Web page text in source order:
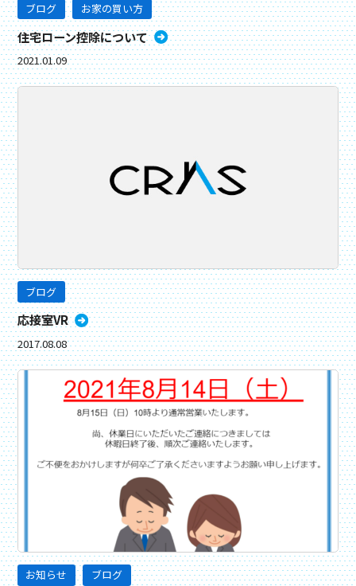
ブログ お家の買い方
住宅ローン控除について
2021.01.09
ブログ
応接室VR
2017.08.08
お知らせ ブログ